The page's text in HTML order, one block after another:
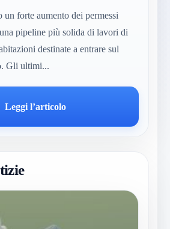
un forte aumento dei permessi
pipeline più solida di lavori di
destinate a entrare sul
Gli ultimi...
Leggi l’articolo